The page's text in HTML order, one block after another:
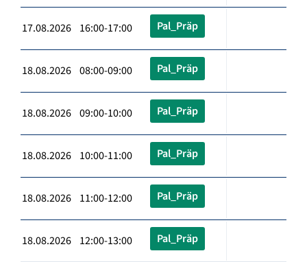
17.08.2026 16:00-17:00 Pal_Präp
18.08.2026 08:00-09:00 Pal_Präp
18.08.2026 09:00-10:00 Pal_Präp
18.08.2026 10:00-11:00 Pal_Präp
18.08.2026 11:00-12:00 Pal_Präp
18.08.2026 12:00-13:00 Pal_Präp